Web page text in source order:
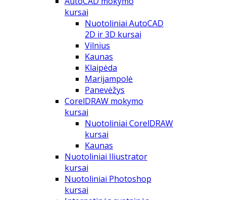
kursai
Nuotoliniai AutoCAD
2D ir 3D kursai
Vilnius
Kaunas
Klaipėda
Marijampolė
Panevėžys
CorelDRAW mokymo
kursai
Nuotoliniai CorelDRAW
kursai
Kaunas
Nuotoliniai Iliustrator
kursai
Nuotoliniai Photoshop
kursai